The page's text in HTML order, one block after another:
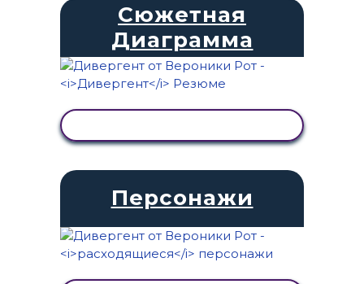
Сюжетная
Диаграмма
Персонажи